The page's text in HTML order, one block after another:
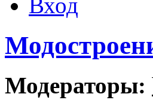
Модераторы: